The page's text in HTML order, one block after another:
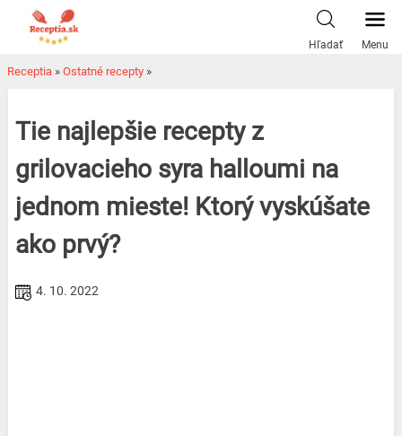
Hľadať Menu
Receptia » Ostatné recepty »
Tie najlepšie recepty z
grilovacieho syra halloumi na
jednom mieste! Ktorý vyskúšate
ako prvý?
4. 10. 2022